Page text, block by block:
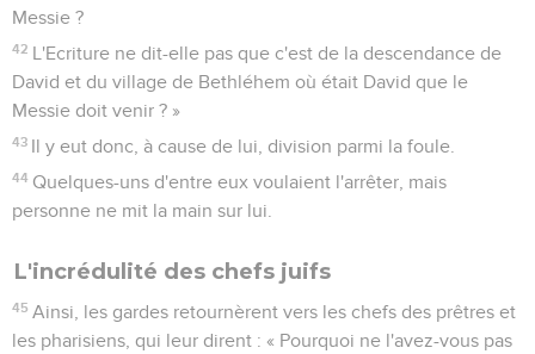
Messie ?
42 L'Ecriture ne dit-elle pas que c'est de la descendance de
David et du village de Bethléhem où était David que le
Messie doit venir ? »
43 Il y eut donc, à cause de lui, division parmi la foule.
44 Quelques-uns d'entre eux voulaient l'arrêter, mais
personne ne mit la main sur lui.
L'incrédulité des chefs juifs
45 Ainsi, les gardes retournèrent vers les chefs des prêtres et
les pharisiens, qui leur dirent : « Pourquoi ne l'avez-vous pas